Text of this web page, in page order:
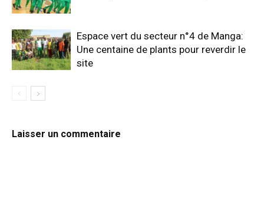
Espace vert du secteur n°4 de Manga:
Une centaine de plants pour reverdir le
site
Laisser un commentaire